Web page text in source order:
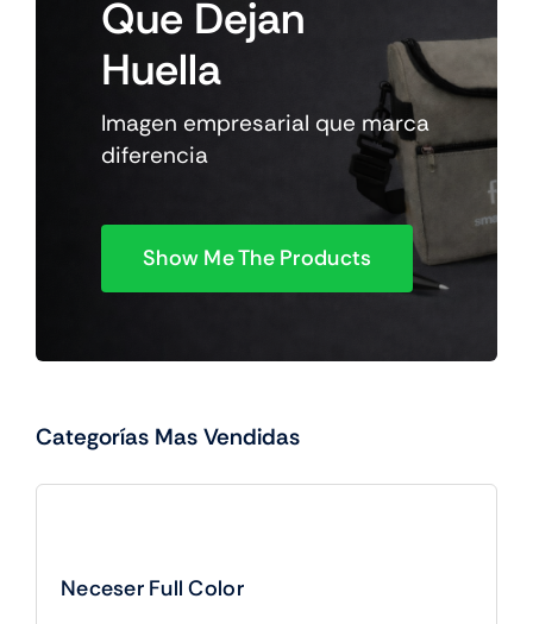
Que Dejan
Huella
Imagen empresarial que marca
diferencia
Show Me The Products
Categorías Mas Vendidas
Neceser Full Color